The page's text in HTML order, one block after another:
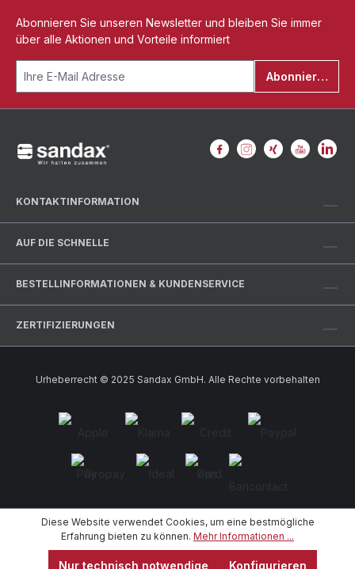
Abonnieren Sie unseren Newsletter und bleiben Sie immer
über alle Aktionen und Vorteile informiert
Abonnieren
KONTAKTINFORMATION
AUF DIE SCHNELLE
BESTELLINFORMATIONEN & KUNDENSERVICE
ZERTIFIZIERUNGEN
Urheberrecht © 2025 Sandax GmbH. Alle Rechte vorbehalten
Diese Website verwendet Cookies, um eine bestmögliche
Erfahrung bieten zu können. Mehr Informationen ...
Nur technisch notwendige Konfigurieren